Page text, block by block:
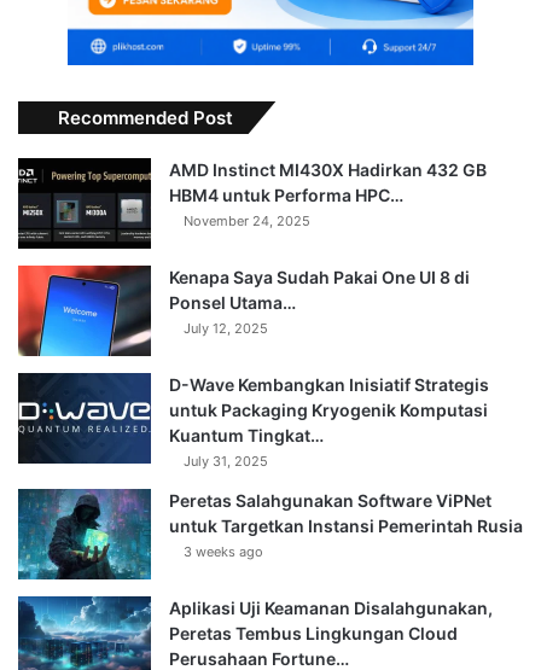
Recommended Post
AMD Instinct MI430X Hadirkan 432 GB
HBM4 untuk Performa HPC…
November 24, 2025
Kenapa Saya Sudah Pakai One UI 8 di
Ponsel Utama…
July 12, 2025
D-Wave Kembangkan Inisiatif Strategis
untuk Packaging Kryogenik Komputasi
Kuantum Tingkat…
July 31, 2025
Peretas Salahgunakan Software ViPNet
untuk Targetkan Instansi Pemerintah Rusia
3 weeks ago
Aplikasi Uji Keamanan Disalahgunakan,
Peretas Tembus Lingkungan Cloud
Perusahaan Fortune…